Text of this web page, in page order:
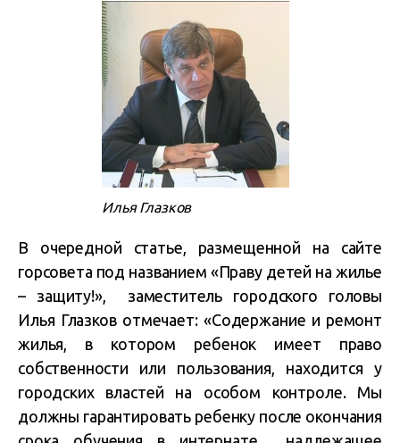
Илья Глазков
В очередной статье, размещенной на сайте
горсовета под названием «Праву детей на жилье
– защиту!», заместитель городского головы
Илья Глазков отмечает: «Содержание и ремонт
жилья, в котором ребенок имеет право
собственности или пользования, находится у
городских властей на особом контроле. Мы
должны гарантировать ребенку после окончания